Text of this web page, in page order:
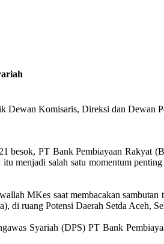
Dewan Komisaris, Direksi dan Dewan
besok, PT Bank Pembiayaan Rakyat
menjadi salah satu momentum
MKes saat membacakan
di ruang Potensi Daerah Setda Aceh,
Syariah (DPS) PT Bank